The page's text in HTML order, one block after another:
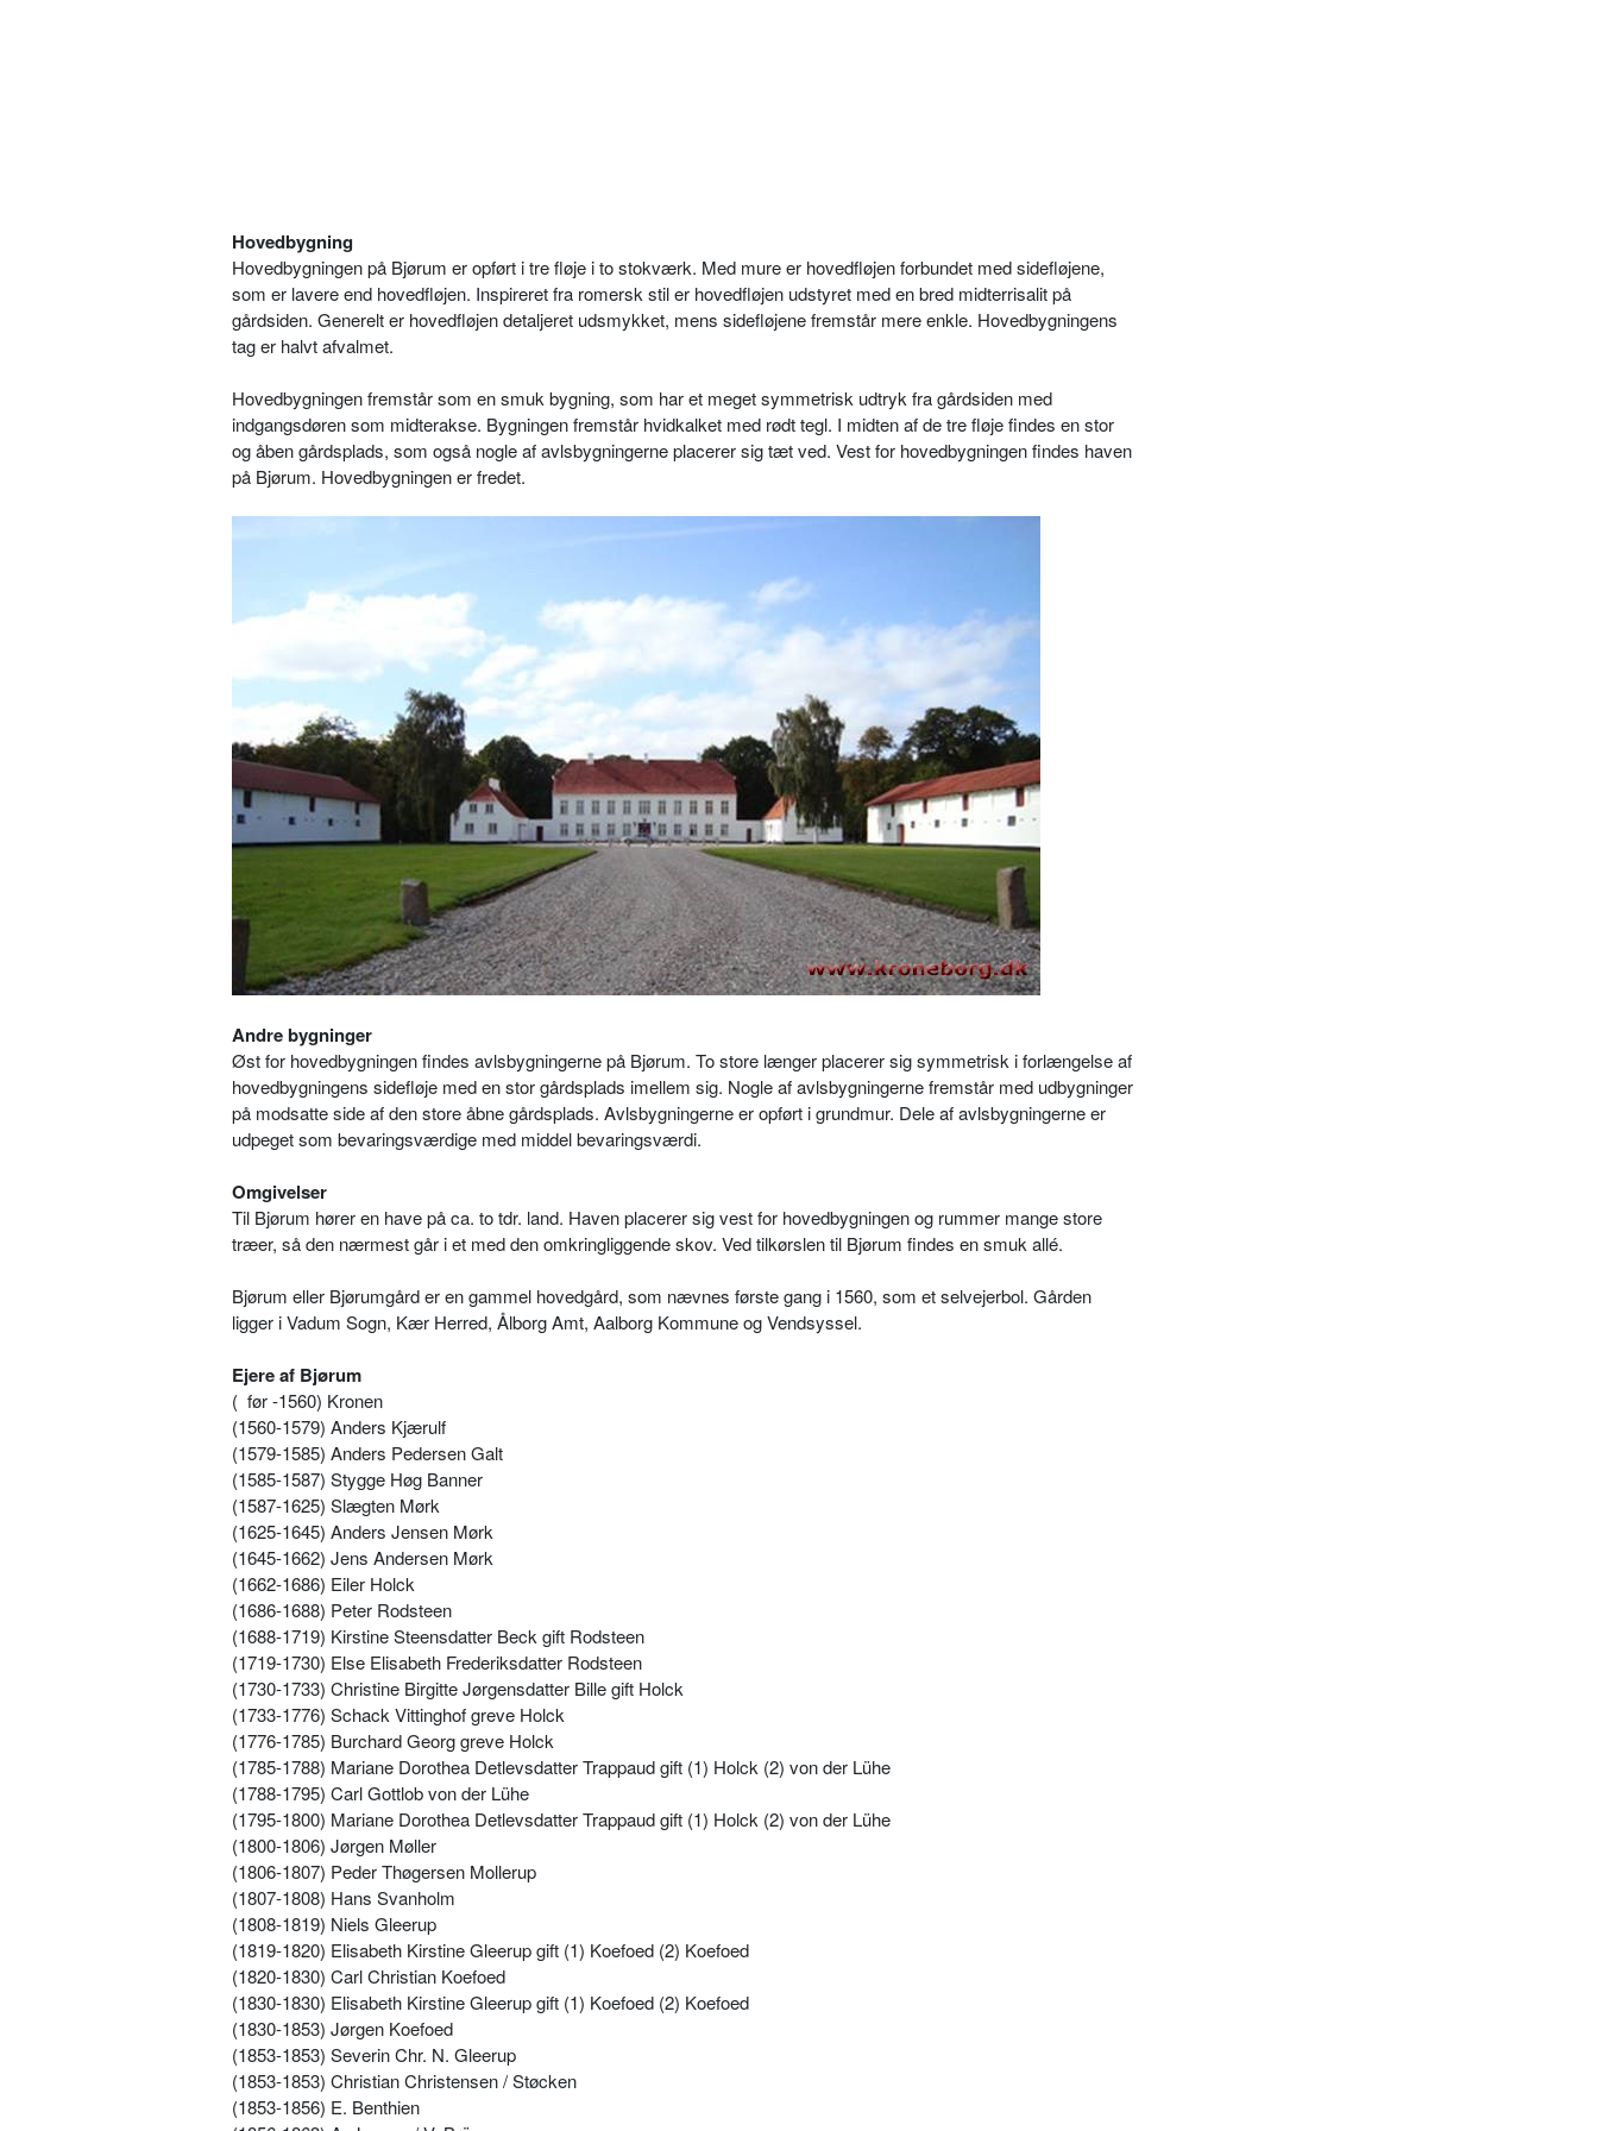
Hovedbygning
Hovedbygningen på Bjørum er opført i tre fløje i to stokværk. Med mure er hovedfløjen forbundet med sidefløjene,
som er lavere end hovedfløjen. Inspireret fra romersk stil er hovedfløjen udstyret med en bred midterrisalit på
gårdsiden. Generelt er hovedfløjen detaljeret udsmykket, mens sidefløjene fremstår mere enkle. Hovedbygningens
tag er halvt afvalmet.
Hovedbygningen fremstår som en smuk bygning, som har et meget symmetrisk udtryk fra gårdsiden med
indgangsdøren som midterakse. Bygningen fremstår hvidkalket med rødt tegl. I midten af de tre fløje findes en stor
og åben gårdsplads, som også nogle af avlsbygningerne placerer sig tæt ved. Vest for hovedbygningen findes haven
på Bjørum. Hovedbygningen er fredet.
Andre bygninger
Øst for hovedbygningen findes avlsbygningerne på Bjørum. To store længer placerer sig symmetrisk i forlængelse af
hovedbygningens sidefløje med en stor gårdsplads imellem sig. Nogle af avlsbygningerne fremstår med udbygninger
på modsatte side af den store åbne gårdsplads. Avlsbygningerne er opført i grundmur. Dele af avlsbygningerne er
udpeget som bevaringsværdige med middel bevaringsværdi.
Omgivelser
Til Bjørum hører en have på ca. to tdr. land. Haven placerer sig vest for hovedbygningen og rummer mange store
træer, så den nærmest går i et med den omkringliggende skov. Ved tilkørslen til Bjørum findes en smuk allé.
Bjørum eller Bjørumgård er en gammel hovedgård, som nævnes første gang i 1560, som et selvejerbol. Gården
ligger i Vadum Sogn, Kær Herred, Ålborg Amt, Aalborg Kommune og Vendsyssel.
Ejere af Bjørum
( før -1560) Kronen
(1560-1579) Anders Kjærulf
(1579-1585) Anders Pedersen Galt
(1585-1587) Stygge Høg Banner
(1587-1625) Slægten Mørk
(1625-1645) Anders Jensen Mørk
(1645-1662) Jens Andersen Mørk
(1662-1686) Eiler Holck
(1686-1688) Peter Rodsteen
(1688-1719) Kirstine Steensdatter Beck gift Rodsteen
(1719-1730) Else Elisabeth Frederiksdatter Rodsteen
(1730-1733) Christine Birgitte Jørgensdatter Bille gift Holck
(1733-1776) Schack Vittinghof greve Holck
(1776-1785) Burchard Georg greve Holck
(1785-1788) Mariane Dorothea Detlevsdatter Trappaud gift (1) Holck (2) von der Lühe
(1788-1795) Carl Gottlob von der Lühe
(1795-1800) Mariane Dorothea Detlevsdatter Trappaud gift (1) Holck (2) von der Lühe
(1800-1806) Jørgen Møller
(1806-1807) Peder Thøgersen Mollerup
(1807-1808) Hans Svanholm
(1808-1819) Niels Gleerup
(1819-1820) Elisabeth Kirstine Gleerup gift (1) Koefoed (2) Koefoed
(1820-1830) Carl Christian Koefoed
(1830-1830) Elisabeth Kirstine Gleerup gift (1) Koefoed (2) Koefoed
(1830-1853) Jørgen Koefoed
(1853-1853) Severin Chr. N. Gleerup
(1853-1853) Christian Christensen / Støcken
(1853-1856) E. Benthien